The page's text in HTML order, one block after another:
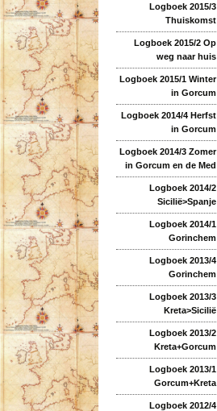
Logboek 2015/3
Thuiskomst
Logboek 2015/2 Op
weg naar huis
Logboek 2015/1 Winter
in Gorcum
Logboek 2014/4 Herfst
in Gorcum
Logboek 2014/3 Zomer
in Gorcum en de Med
Logboek 2014/2
Sicilië>Spanje
Logboek 2014/1
Gorinchem
Logboek 2013/4
Gorinchem
Logboek 2013/3
Kreta>Sicilië
Logboek 2013/2
Kreta+Gorcum
Logboek 2013/1
Gorcum+Kreta
Logboek 2012/4